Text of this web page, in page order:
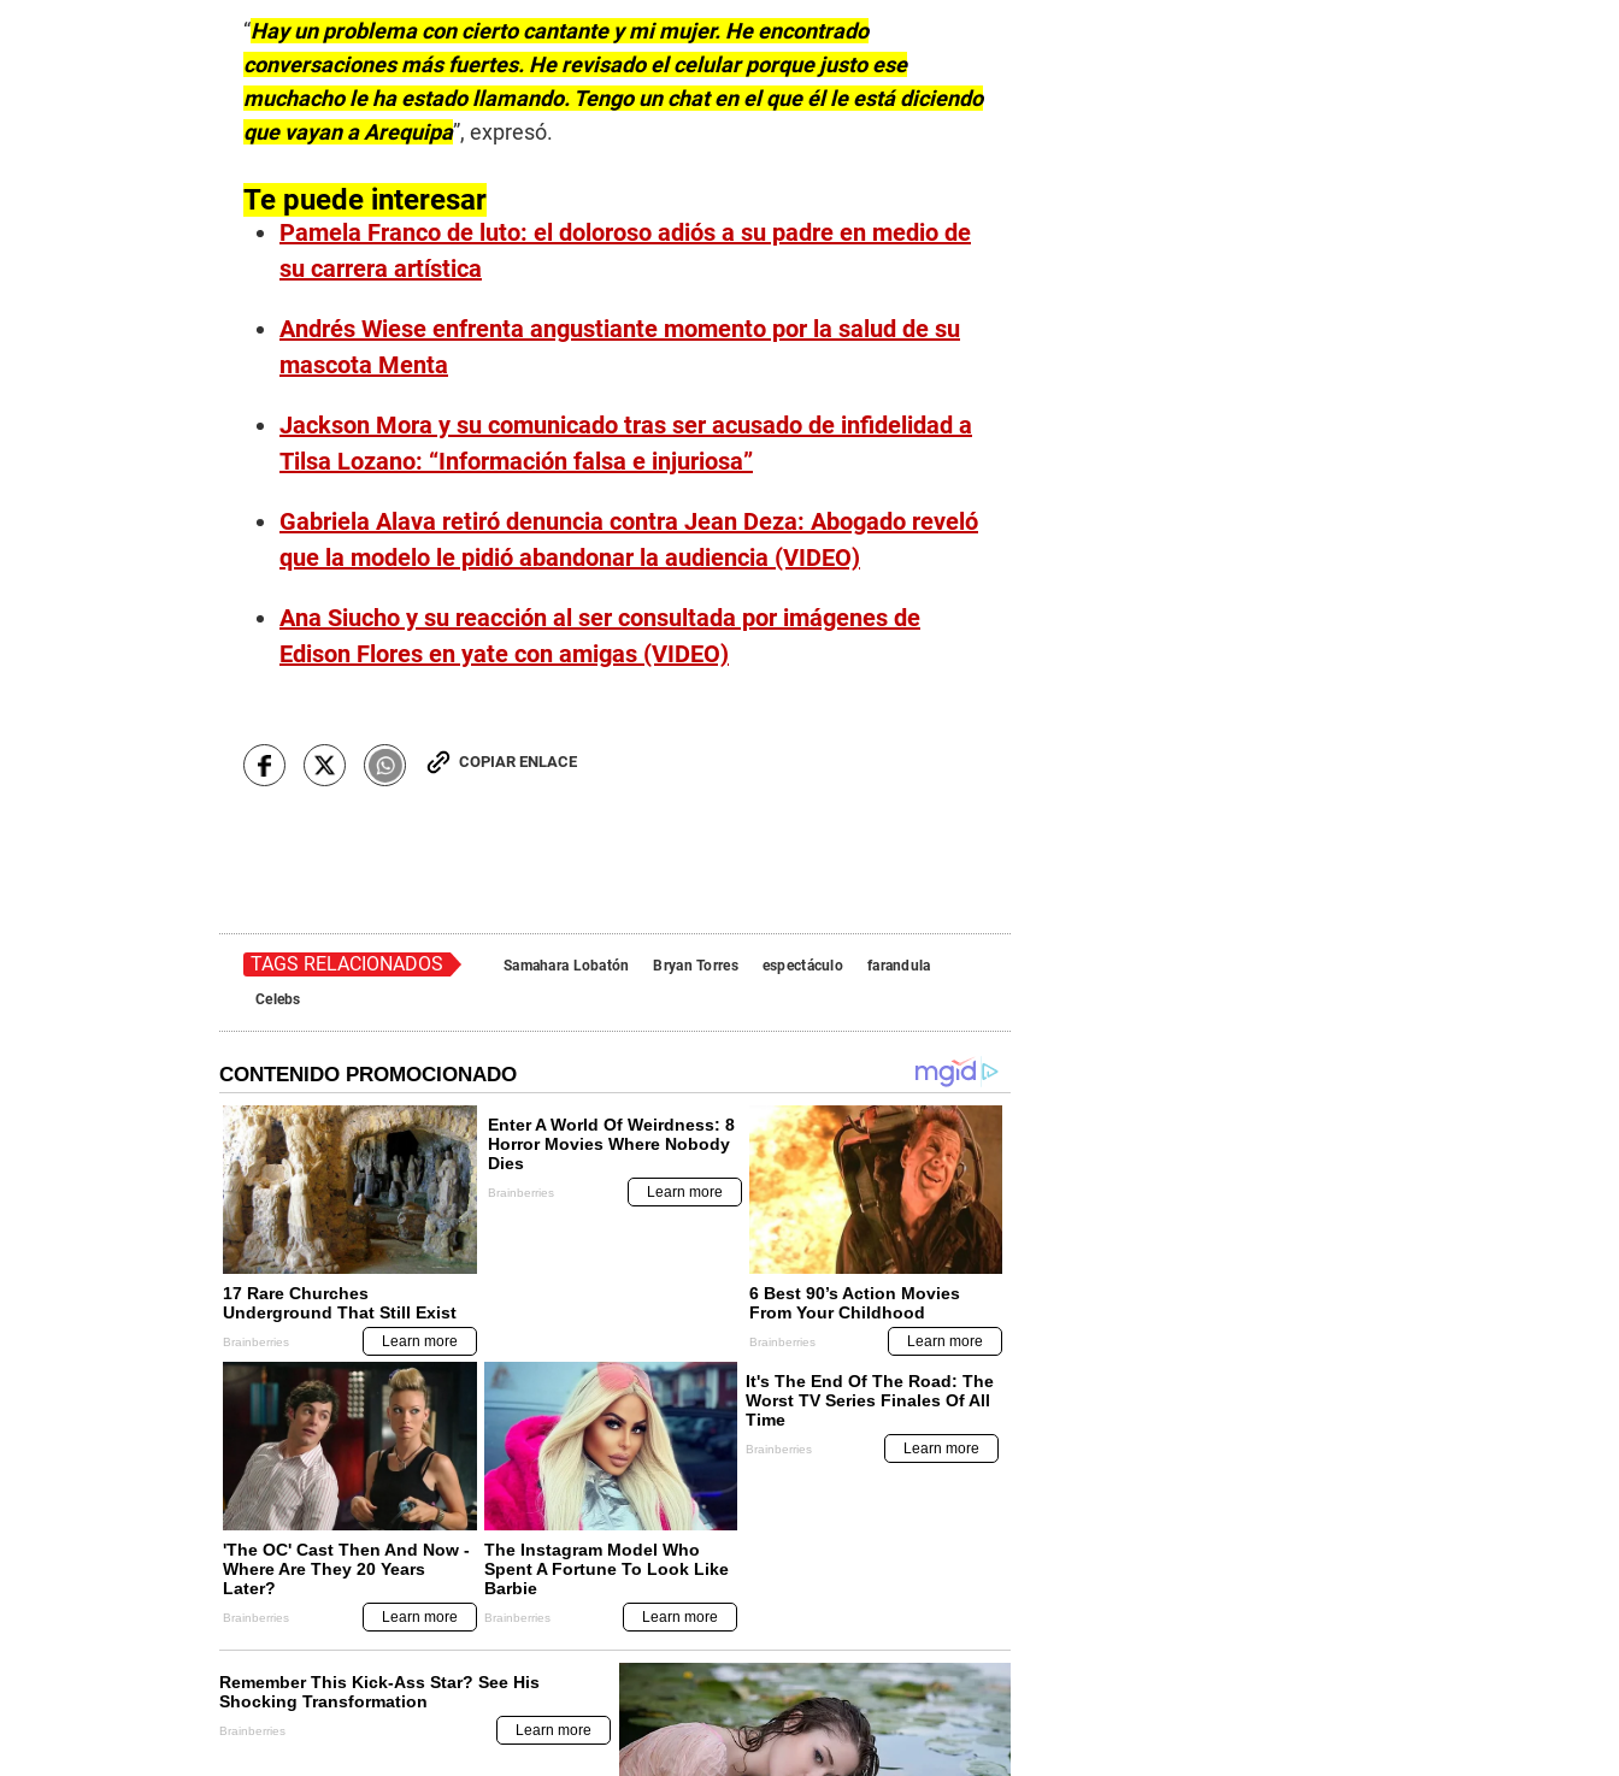
“Hay un problema con cierto cantante y mi mujer. He encontrado
conversaciones más fuertes. He revisado el celular porque justo ese
muchacho le ha estado llamando. Tengo un chat en el que él le está diciendo
que vayan a Arequipa”, expresó.
Te puede interesar
Pamela Franco de luto: el doloroso adiós a su padre en medio de
su carrera artística
Andrés Wiese enfrenta angustiante momento por la salud de su
mascota Menta
Jackson Mora y su comunicado tras ser acusado de infidelidad a
Tilsa Lozano: “Información falsa e injuriosa”
Gabriela Alava retiró denuncia contra Jean Deza: Abogado reveló
que la modelo le pidió abandonar la audiencia (VIDEO)
Ana Siucho y su reacción al ser consultada por imágenes de
Edison Flores en yate con amigas (VIDEO)
COPIAR ENLACE
TAGS RELACIONADOS Samahara Lobatón Bryan Torres espectáculo
farandula
Celebs